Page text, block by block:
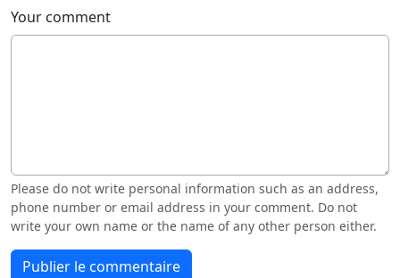
Your comment
Please do not write personal information such as an address,
phone number or email address in your comment. Do not
write your own name or the name of any other person either.
Publier le commentaire